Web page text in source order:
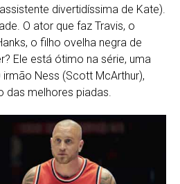
divertidíssima de Kate).
O ator que faz Travis, o
o filho ovelha negra de
Ele está ótimo na série, uma
Ness (Scott McArthur),
melhores piadas.